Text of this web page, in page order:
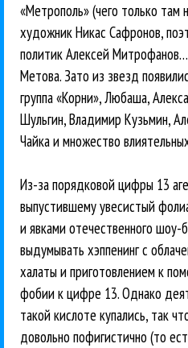
«Метрополь» (чего только
художник Никас Сафронов,
политик Алексей
Метова. Зато из звезд
группа «Корни», Любаша,
Шульгин, Владимир Кузьмин,
Чайка и множество
Из-за порядковой цифры 13
выпустившему увесистый
и явками отечественного шоу-
выдумывать хэппенинг с
халаты и приготовлением к
фобии к цифре 13. Однако
такой кислоте купались, так
довольно пофигистично (то